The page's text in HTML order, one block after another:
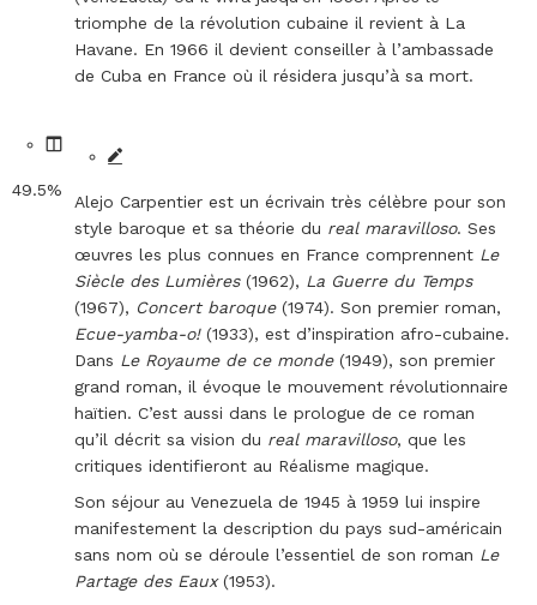
triomphe de la révolution cubaine il revient à La
Havane. En 1966 il devient conseiller à l’ambassade
de Cuba en France où il résidera jusqu’à sa mort.
49.5%
Alejo Carpentier est un écrivain très célèbre pour son
style baroque et sa théorie du real maravilloso. Ses
œuvres les plus connues en France comprennent Le
Siècle des Lumières(1962), La Guerre du Temps
(1967), Concert baroque(1974). Son premier roman,
Ecue-yamba-o!(1933), est d’inspiration afro-cubaine.
Dans Le Royaume de ce monde(1949), son premier
grand roman, il évoque le mouvement révolutionnaire
haïtien. C’est aussi dans le prologue de ce roman
qu’il décrit sa vision du real maravilloso, que les
critiques identifieront au Réalisme magique.
Son séjour au Venezuela de 1945 à 1959 lui inspire
manifestement la description du pays sud-américain
sans nom où se déroule l’essentiel de son roman Le
Partage des Eaux(1953).